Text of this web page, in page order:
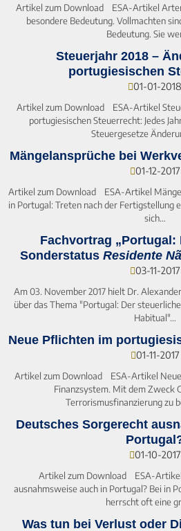
Artikel zum Download ESA-Artikel
besondere Bedeutung. Vollmachten
Bedeutung. Sie
Steuerjahr 2018 –
portugiesischen
01-01-2018
Artikel zum Download ESA-Artikel
portugiesischen Steuerrecht: Jedes
Steuergesetze
Mängelansprüche bei
01-12-2017
Artikel zum Download ESA-Artikel
in Portugal: Treten nach der Fertigstellung
sich…
Fachvortrag „Portugal:
Sonderstatus Residente
03-11-2017
Am 03. November 2017 hielt Dr.
über das Thema "Portugal: Der
Habitual"…
Neue Pflichten im
01-11-2017
Artikel zum Download ESA-Artikel
Finanzsystem. Mit dem Zweck
Terrorismusfinanzierung zu
Deutsches Sorgerecht
01-10-2017
Artikel zum Download ESA-
ausnahmsweise auch in Portugal? Bei in
herrscht oft eine
Was tun bei Verlust oder